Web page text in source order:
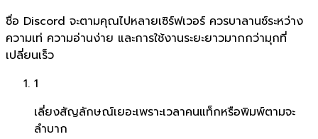
ชื่อ Discord จะตามคุณไปหลายเซิร์ฟเวอร์ ควรบาลานซ์ระหว่าง
ความเท่ ความอ่านง่าย และการใช้งานระยะยาวมากกว่ามุกที่
เปลี่ยนเร็ว
1
เลี่ยงสัญลักษณ์เยอะเพราะเวลาคนแท็กหรือพิมพ์ตามจะ
ลำบาก